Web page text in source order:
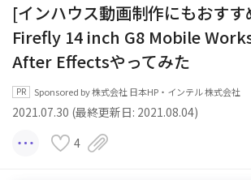
[インハウス動画制作にもおす
Firefly 14 inch G8 Mobile
After Effectsやってみた
Sponsored by 株式会社 日本HP・インテル 株式会社
2021.07.30 (最終更新日: 2021.08.04)
4